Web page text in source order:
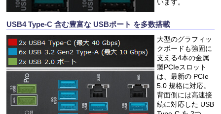
います。
USB4 Type-C 含む豊富な USBポート を多数搭載
大型のグラフィッ
クボードも強固に
支える4本の金属
製PCIeスロット
は、最新の PCIe
5.0 規格に対応。
背面側には高速接
続に対応した USB